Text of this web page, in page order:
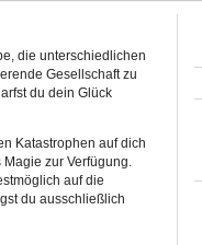
die unterschiedlichen
Gesellschaft zu
du dein Glück
Katastrophen auf dich
zur Verfügung.
auf die
du ausschließlich